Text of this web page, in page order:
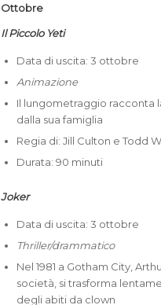
Ottobre
Il Piccolo Yeti
Data di uscita: 3 ottobre
Animazione
Il lungometraggio racconta
dalla sua famiglia
Regia di: Jill Culton e Todd
Durata: 90 minuti
Joker
Data di uscita: 3 ottobre
Thriller/drammatico
Nel 1981 a Gotham City,
società, si trasforma
degli abiti da clown